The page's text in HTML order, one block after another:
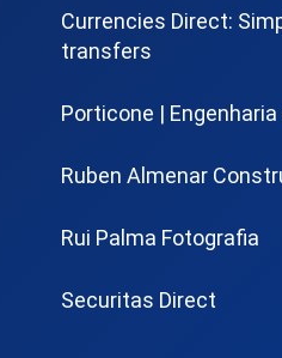
Currencies Direct:
transfers
Porticone |
Ruben Almenar
Rui Palma Fotografia
Securitas Direct